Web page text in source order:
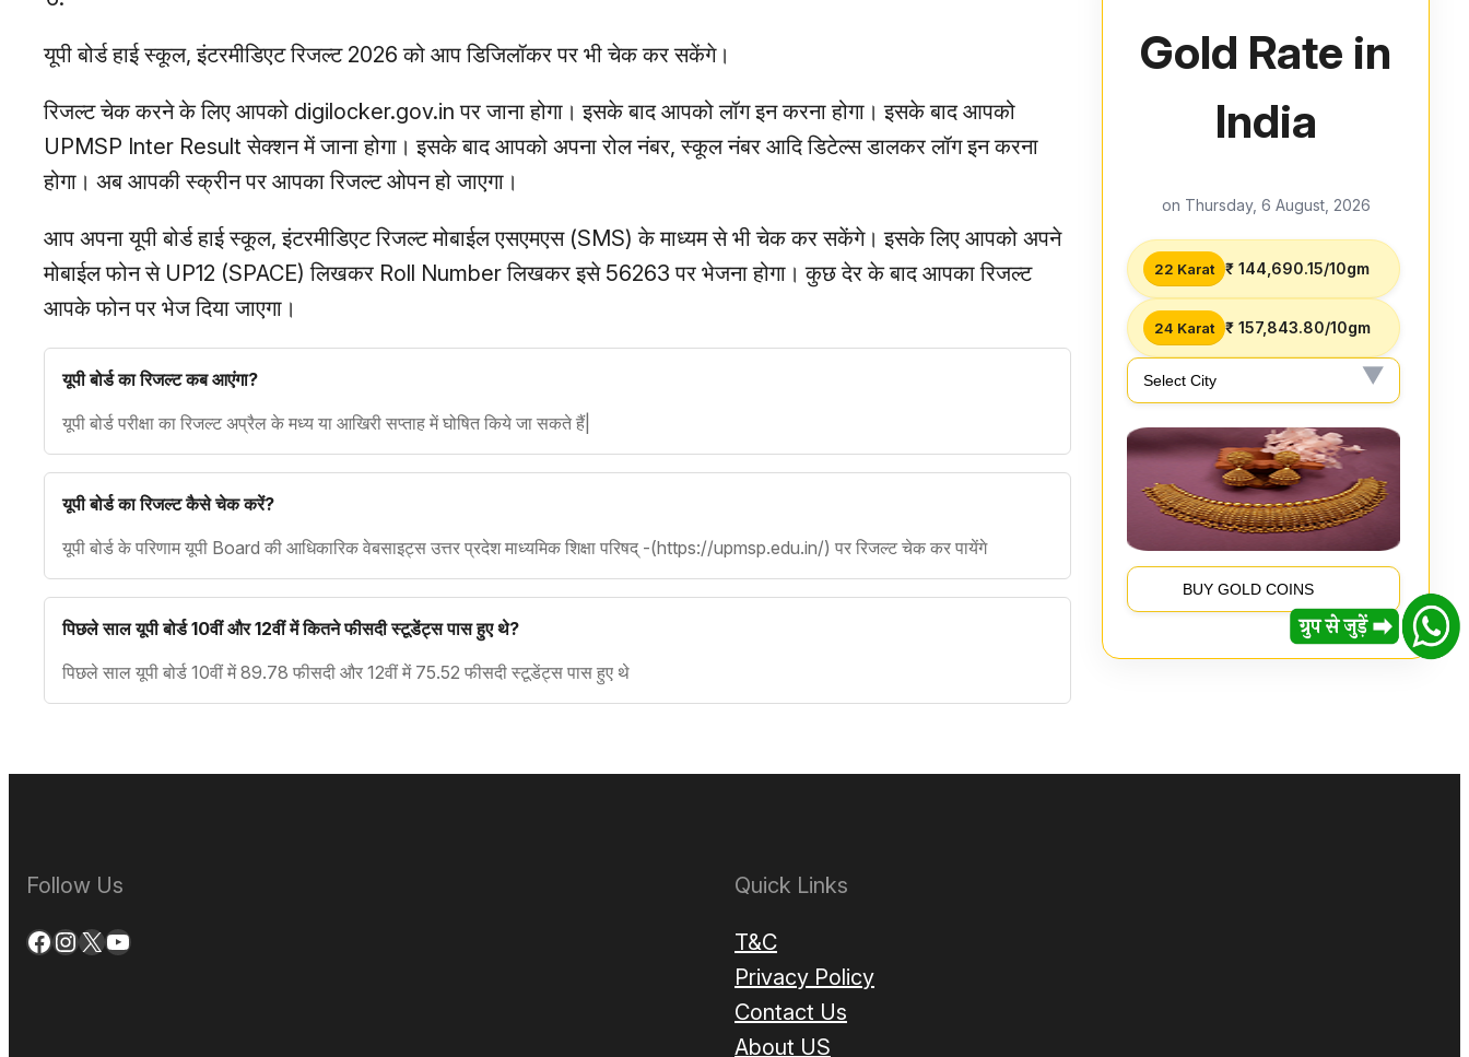
यूपी बोर्ड हाई स्कूल, इंटरमीडिएट रिजल्ट 2026 को आप डिजिलॉकर पर भी चेक कर सकेंगे।
रिजल्ट चेक करने के लिए आपको digilocker.gov.in पर जाना होगा। इसके बाद आपको लॉग इन करना होगा। इसके बाद आपको
UPMSP Inter Result सेक्शन में जाना होगा। इसके बाद आपको अपना रोल नंबर, स्कूल नंबर आदि डिटेल्स डालकर लॉग इन करना
होगा। अब आपकी स्क्रीन पर आपका रिजल्ट ओपन हो जाएगा।
आप अपना यूपी बोर्ड हाई स्कूल, इंटरमीडिएट रिजल्ट मोबाईल एसएमएस (SMS) के माध्यम से भी चेक कर सकेंगे। इसके लिए आपको अपने
मोबाईल फोन से UP12 (SPACE) लिखकर Roll Number लिखकर इसे 56263 पर भेजना होगा। कुछ देर के बाद आपका रिजल्ट
आपके फोन पर भेज दिया जाएगा।
यूपी बोर्ड का रिजल्ट कब आएंगा?
यूपी बोर्ड परीक्षा का रिजल्ट अप्रैल के मध्य या आखिरी सप्ताह में घोषित किये जा सकते हैं|
यूपी बोर्ड का रिजल्ट कैसे चेक करें?
यूपी बोर्ड के परिणाम यूपी Board की आधिकारिक वेबसाइट्स उत्तर प्रदेश माध्यमिक शिक्षा परिषद् -(https://upmsp.edu.in/) पर रिजल्ट चेक कर पायेंगे
पिछले साल यूपी बोर्ड 10वीं और 12वीं में कितने फीसदी स्टूडेंट्स पास हुए थे?
पिछले साल यूपी बोर्ड 10वीं में 89.78 फीसदी और 12वीं में 75.52 फीसदी स्टूडेंट्स पास हुए थे
Gold Rate in
India
on Thursday, 6 August, 2026
22 Karat ₹ 144,690.15/10gm
24 Karat ₹ 157,843.80/10gm
BUY GOLD COINS
Follow Us
Facebook InstagramX YouTube
Quick Links
T&C
Privacy Policy
Contact Us
About US